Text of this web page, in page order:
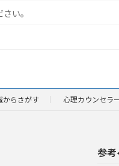
い。
からさがす 心理カウンセラ
参